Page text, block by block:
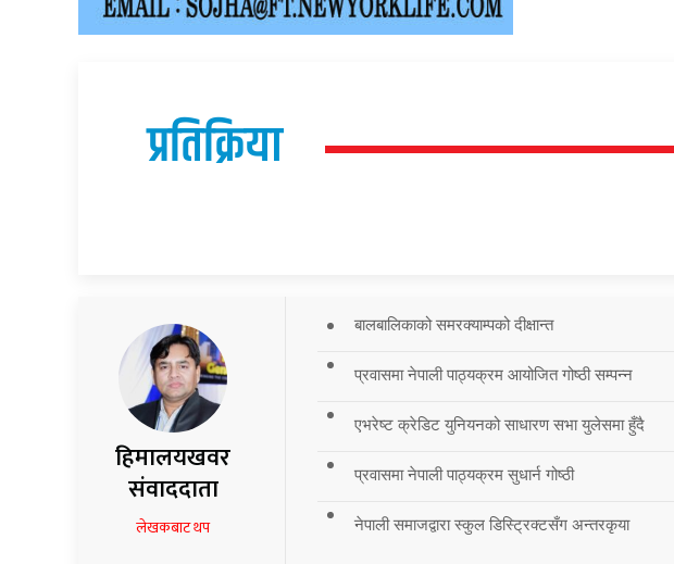
प्रतिक्रिया
हिमालयखवर
संवाददाता
लेखकबाट थप
बालबालिकाको समरक्याम्पको दीक्षान्त
प्रवासमा नेपाली पाठ्यक्रम आयोजित गोष्ठी सम्पन्न
एभरेष्ट क्रेडिट युनियनको साधारण सभा युलेसमा हुँदै
प्रवासमा नेपाली पाठ्यक्रम सुधार्न गोष्ठी
नेपाली समाजद्वारा स्कुल डिस्ट्रिक्टसँग अन्तरकृया